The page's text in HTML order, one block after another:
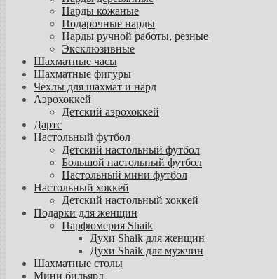
Нарды кожаные
Подарочные нарды
Нарды ручной работы, резные
Эксклюзивные
Шахматные часы
Шахматные фигуры
Чехлы для шахмат и нард
Аэрохоккей
Детский аэрохоккей
Дартс
Настольный футбол
Детский настольный футбол
Большой настольный футбол
Настольный мини футбол
Настольный хоккей
Детский настольный хоккей
Подарки для женщин
Парфюмерия Shaik
Духи Shaik для женщин
Духи Shaik для мужчин
Шахматные столы
Мини бильярд